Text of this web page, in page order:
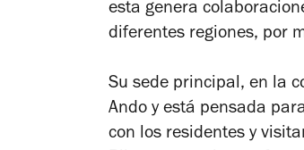
esta genera
diferentes regiones, por
Su sede principal, en la
Ando y está pensada
con los residentes y